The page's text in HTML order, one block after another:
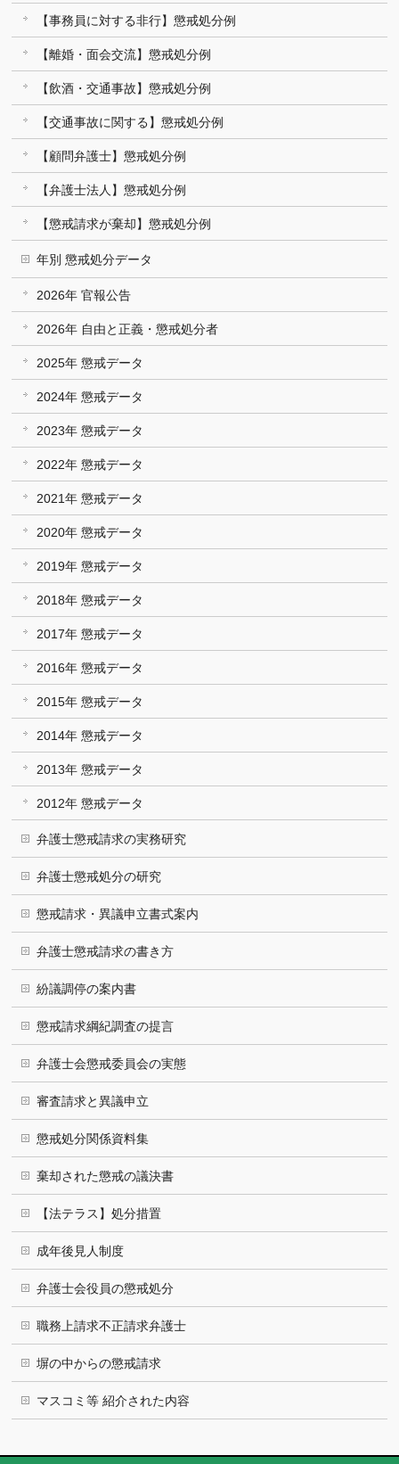
【事務員に対する非行】懲戒処分例
【離婚・面会交流】懲戒処分例
【飲酒・交通事故】懲戒処分例
【交通事故に関する】懲戒処分例
【顧問弁護士】懲戒処分例
【弁護士法人】懲戒処分例
【懲戒請求が棄却】懲戒処分例
年別 懲戒処分データ
2026年 官報公告
2026年 自由と正義・懲戒処分者
2025年 懲戒データ
2024年 懲戒データ
2023年 懲戒データ
2022年 懲戒データ
2021年 懲戒データ
2020年 懲戒データ
2019年 懲戒データ
2018年 懲戒データ
2017年 懲戒データ
2016年 懲戒データ
2015年 懲戒データ
2014年 懲戒データ
2013年 懲戒データ
2012年 懲戒データ
弁護士懲戒請求の実務研究
弁護士懲戒処分の研究
懲戒請求・異議申立書式案内
弁護士懲戒請求の書き方
紛議調停の案内書
懲戒請求綱紀調査の提言
弁護士会懲戒委員会の実態
審査請求と異議申立
懲戒処分関係資料集
棄却された懲戒の議決書
【法テラス】処分措置
成年後見人制度
弁護士会役員の懲戒処分
職務上請求不正請求弁護士
塀の中からの懲戒請求
マスコミ等 紹介された内容